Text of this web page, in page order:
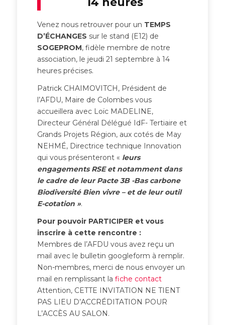
Venez nous retrouver pour un TEMPS
D’ÉCHANGES sur le stand (E12) de
SOGEPROM, fidèle membre de notre
association, le jeudi 21 septembre à 14
heures précises.
Patrick CHAIMOVITCH, Président de
l’AFDU, Maire de Colombes vous
accueillera avec Loïc MADELINE,
Directeur Général Délégué IdF- Tertiaire et
Grands Projets Région, aux cotés de May
NEHMÉ, Directrice technique Innovation
qui vous présenteront « leurs
engagements RSE etnotamment dans
le cadre de leur Pacte 3B -Bas carbone
Biodiversité Bien vivre – et de leur outil
E-cotation ».
Pour pouvoir PARTICIPER et vous
inscrire à cette rencontre :
Membres de l’AFDU vous avez reçu un
mail avec le bulletin googleform à remplir.
Non-membres, merci de nous envoyer un
mail en remplissant la fiche contact
Attention, CETTE INVITATION NE TIENT
PAS LIEU D’ACCRÉDITATION POUR
L’ACCÈS AU SALON.